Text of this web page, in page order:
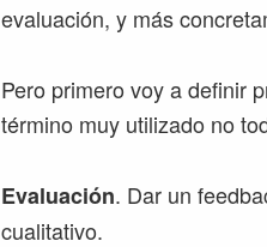
evaluación, y más
Pero primero voy a definir
término muy utilizado no
Evaluación. Dar un
cualitativo.